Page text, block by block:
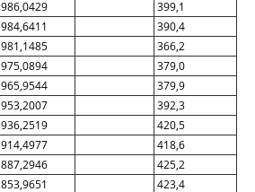
986,0429
399,1
984,6411
390,4
981,1485
366,2
975,0894
379,0
965,9544
379,9
953,2007
392,3
936,2519
420,5
914,4977
418,6
887,2946
425,2
853,9651
423,4